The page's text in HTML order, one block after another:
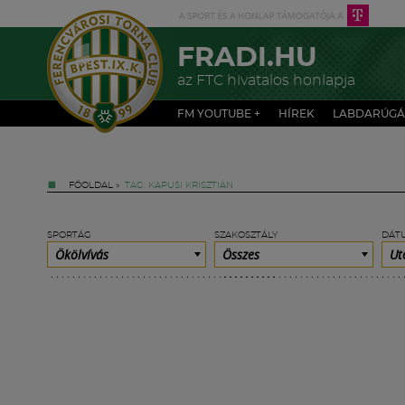
FRADI.HU
az FTC hivatalos honlapja
FM YOUTUBE + HÍREK
FŐOLDAL » TAG: KAPUSI KRISZTIÁN
SPORTÁG
Ökölvívás
SZAKOSZTÁLY
Összes